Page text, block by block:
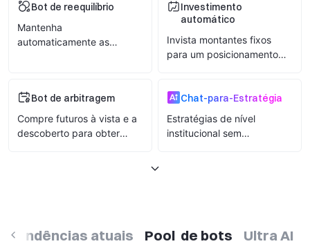
Bot de reequilíbrio
Mantenha
automaticamente as
Investimento
automático
Invista montantes fixos
para um posicionamento
Bot de arbitragem
Compre futuros à vista e a
descoberto para obter
Chat-para-Estratégia
Estratégias de nível
institucional sem
Tendências atuais Pool  de bots Ultra AI